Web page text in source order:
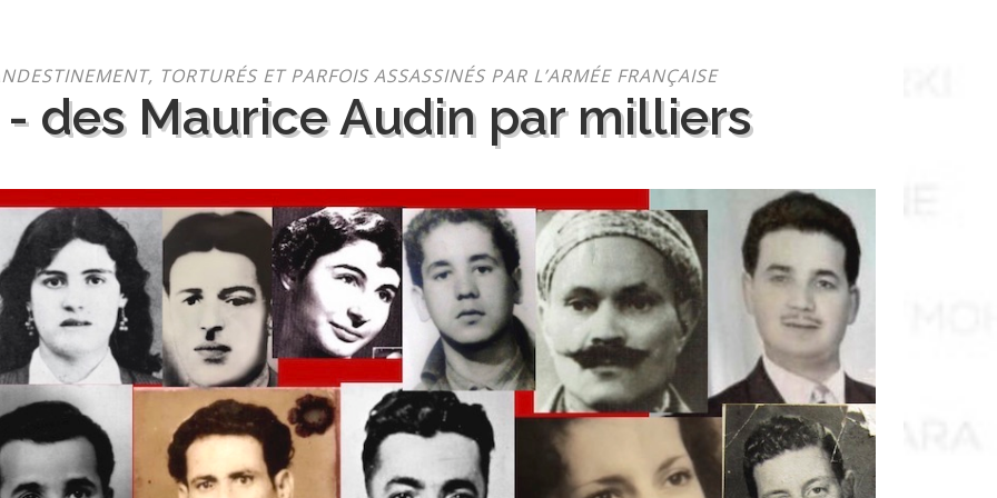
TORTURÉS ET PARFOIS ASSASSINÉS PAR L’ARMÉE FRANÇAISE
des Maurice Audin par milliers